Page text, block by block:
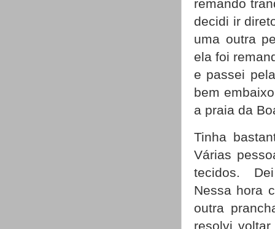
remando
decidi ir
uma outra
ela foi
e passei
bem
a praia da
Tinha
Várias
tecidos.
Nessa hora
outra
resolvi